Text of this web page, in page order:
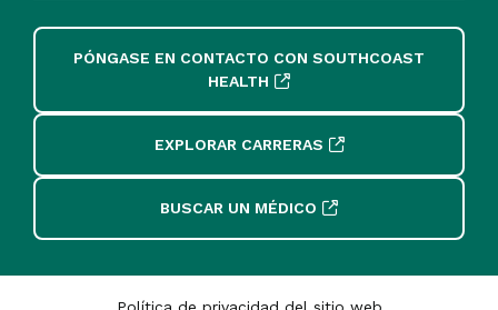
PÓNGASE EN CONTACTO CON SOUTHCOAST
HEALTH
EXPLORAR CARRERAS
BUSCAR UN MÉDICO